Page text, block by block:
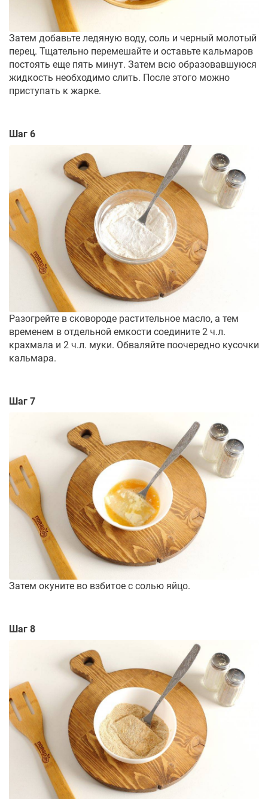
Затем добавьте ледяную воду, соль и черный молотый
перец. Тщательно перемешайте и оставьте кальмаров
постоять еще пять минут. Затем всю образовавшуюся
жидкость необходимо слить. После этого можно
приступать к жарке.
Шаг 6
Разогрейте в сковороде растительное масло, а тем
временем в отдельной емкости соедините 2 ч.л.
крахмала и 2 ч.л. муки. Обваляйте поочередно кусочки
кальмара.
Шаг 7
Затем окуните во взбитое с солью яйцо.
Шаг 8